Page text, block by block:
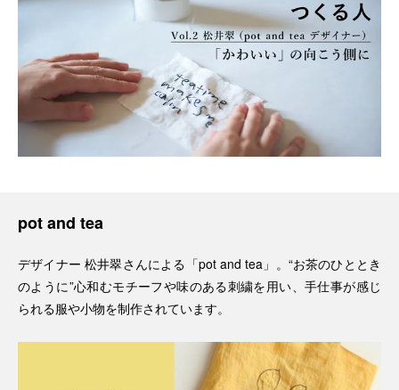
pot and tea
デザイナー 松井翠さんによる「pot and tea」。“お茶のひととき
のように”心和むモチーフや味のある刺繍を用い、手仕事が感じ
られる服や小物を制作されています。